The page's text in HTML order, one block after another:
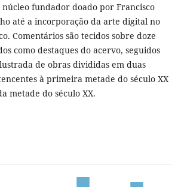
núcleo fundador doado por Francisco
até a incorporação da arte digital no
Comentários são tecidos sobre doze
como destaques do acervo, seguidos
de obras divididas em duas
à primeira metade do século XX
metade do século XX.